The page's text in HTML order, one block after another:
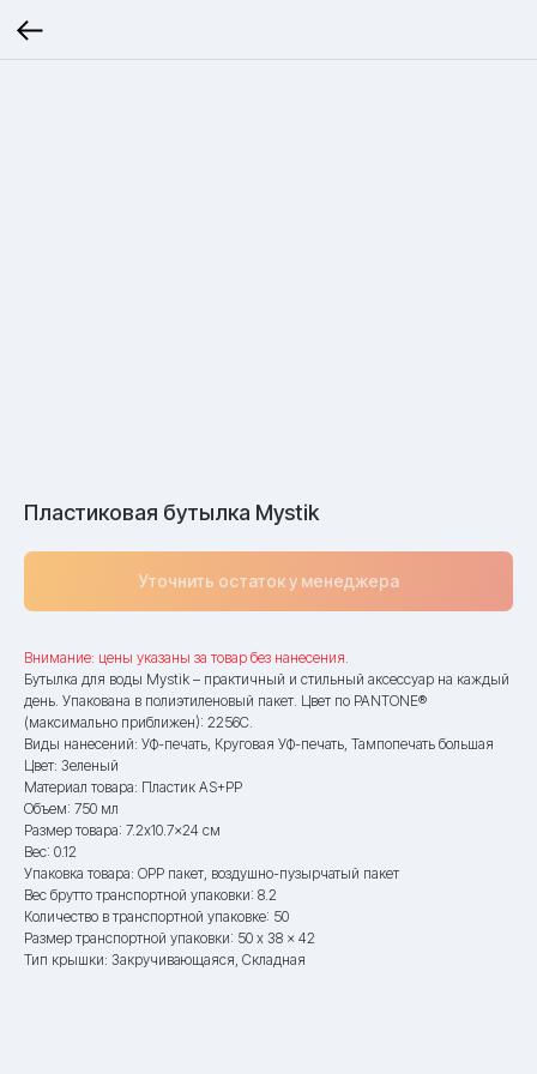
Пластиковая бутылка Mystik
Уточнить остаток у менеджера
Внимание: цены указаны за товар без нанесения.
Бутылка для воды Mystik – практичный и стильный аксессуар на каждый
день. Упакована в полиэтиленовый пакет. Цвет по PANTONE®
(максимально приближен): 2256C.
Виды нанесений: УФ-печать, Круговая УФ-печать, Тампопечать большая
Цвет: Зеленый
Материал товара: Пластик AS+PP
Объем: 750 мл
Размер товара: 7.2x10.7x24 см
Вес: 0.12
Упаковка товара: OPP пакет, воздушно-пузырчатый пакет
Вес брутто транспортной упаковки: 8.2
Количество в транспортной упаковке: 50
Размер транспортной упаковки: 50 x 38 x 42
Тип крышки: Закручивающаяся, Складная